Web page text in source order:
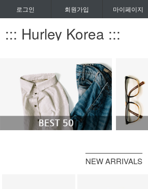
로그인 회원가입 마이페이지
::: Hurley Korea :::
NEW ARRIVALS